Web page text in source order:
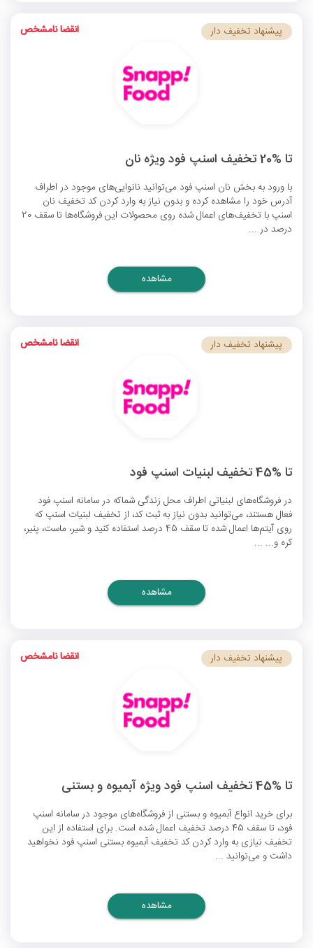
تا %20 تخفیف اسنپ فود ویژه نان
با ورود به بخش نان اسنپ فود می‌توانید نانوایی‌های موجود در اطراف
آدرس خود را مشاهده کرده و بدون نیاز به وارد کردنکد تخفیف نان
اسنپ
با تخفیف‌های اعمال شده روی محصولات این فروشگاه‌ها تا سقف 20
درصد در ...
پیشنهاد تخفیف دار انقضا نامشخص
مشاهده
تا %45 تخفیف لبنیات اسنپ فود
در فروشگاه‌های لبنیاتی اطراف محل زندگی شماکه در سامانه اسنپ فود
فعال هستند، می‌توانید بدون نیاز به ثبت کد، از تخفیف‌ لبنیات اسنپکه
روی آیتم‌ها اعمال شده تا سقف 45 درصد استفاده کنید و شیر، ماست، پنیر،
کره و... ...
پیشنهاد تخفیف دار انقضا نامشخص
مشاهده
تا %45 تخفیف اسنپ فود ویژه آبمیوه و بستنی
برای خرید انواع آبمیوه و بستنی از فروشگاه‌های موجود در سامانه اسنپ
فود، تا سقف 45 درصد تخفیف اعمال شده است. برای استفاده از این
تخفیف نیازی به وارد کردنکد تخفیف آبمیوه بستنی اسنپ فود نخواهید
داشت و می‌توانید ...
پیشنهاد تخفیف دار انقضا نامشخص
مشاهده